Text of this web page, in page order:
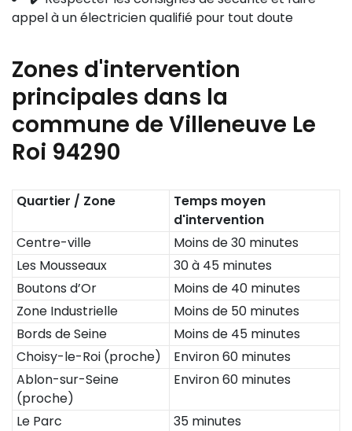
appel à un électricien qualifié pour tout doute
Zones d'intervention
principales dans la
commune de Villeneuve Le
Roi 94290
Quartier / Zone
Temps moyen
d'intervention
Centre-ville
Moins de 30 minutes
Les Mousseaux
30 à 45 minutes
Boutons d’Or
Moins de 40 minutes
Zone Industrielle
Moins de 50 minutes
Bords de Seine
Moins de 45 minutes
Choisy-le-Roi (proche)
Environ 60 minutes
Ablon-sur-Seine
(proche)
Environ 60 minutes
Le Parc
35 minutes